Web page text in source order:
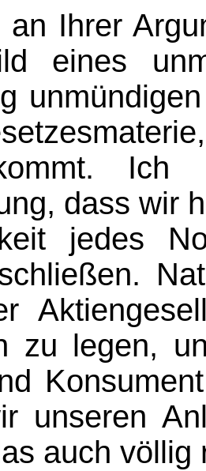
Ihrer
eines
dass wir
jedes
zu legen,
unseren
auch völlig